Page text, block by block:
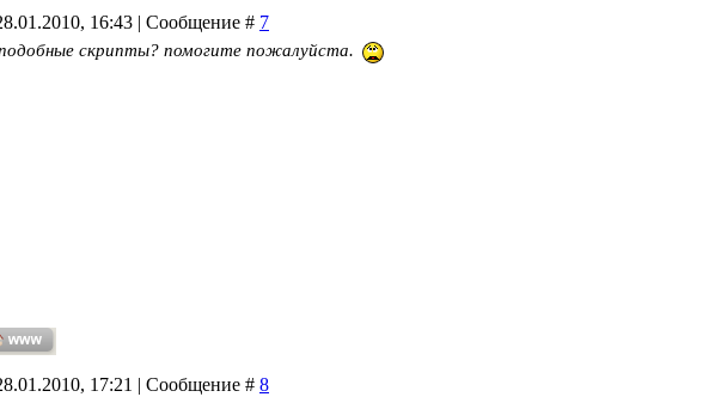
16:43 | Сообщение # 7
скрипты? помогите пожалуйста.
17:21 | Сообщение # 8